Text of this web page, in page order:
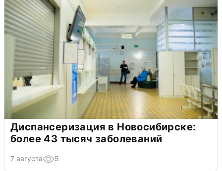
Диспансеризация в Новосибирске:
более 43 тысяч заболеваний
7 августа 5